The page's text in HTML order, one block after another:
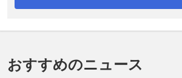
おすすめのニュース